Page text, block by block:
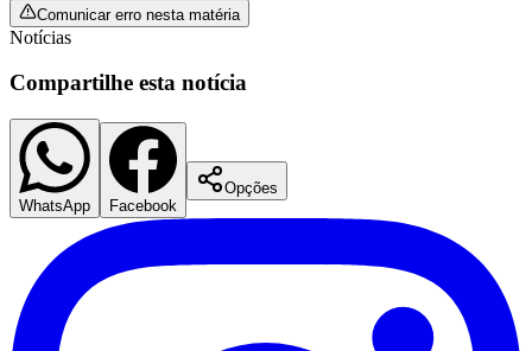
Comunicar erro nesta matéria
Notícias
Compartilhe esta notícia
WhatsApp Facebook
Opções